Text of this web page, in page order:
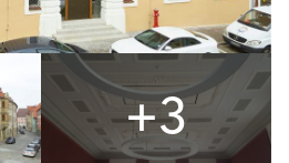
+3